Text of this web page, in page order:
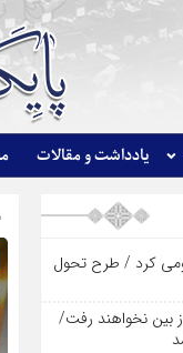
یادداشت و مقالات
کرد / طرح تحول
بین نخواهند رفت/